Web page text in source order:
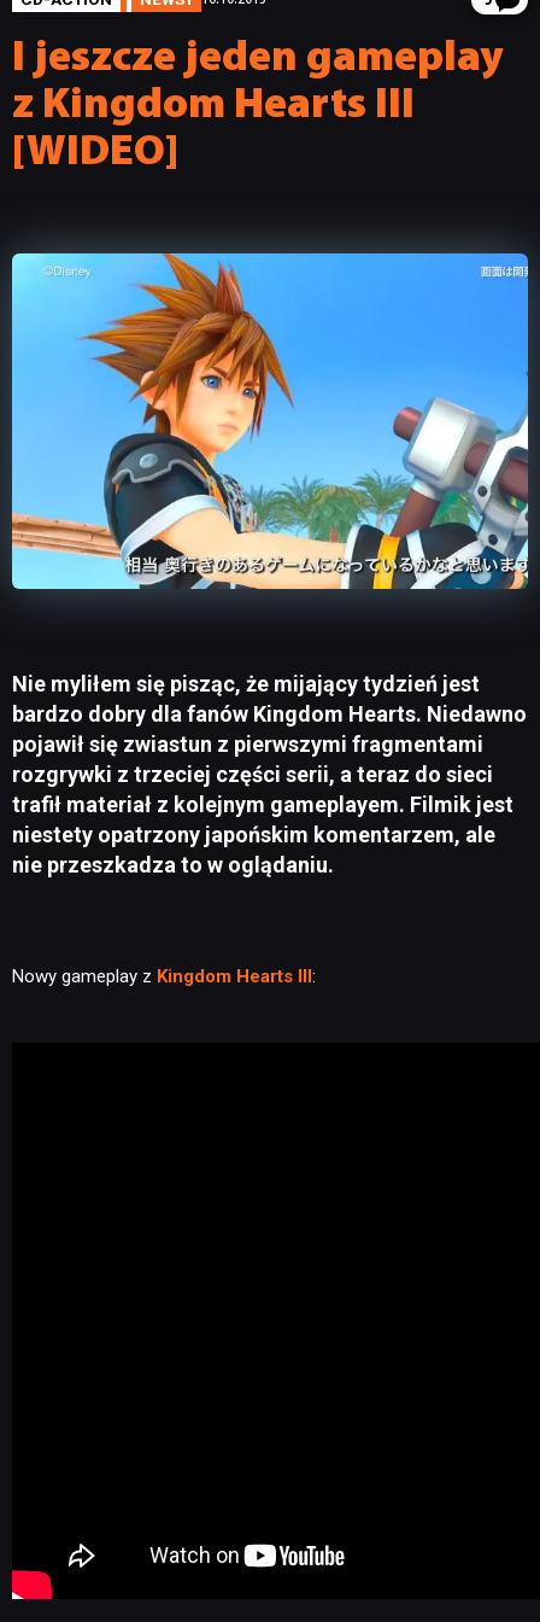
I jeszcze jeden gameplay
z Kingdom Hearts III
[WIDEO]
Nie myliłem się pisząc, że mijający tydzień jest
bardzo dobry dla fanów Kingdom Hearts. Niedawno
pojawił się zwiastun z pierwszymi fragmentami
rozgrywki z trzeciej części serii, a teraz do sieci
trafił materiał z kolejnym gameplayem. Filmik jest
niestety opatrzony japońskim komentarzem, ale
nie przeszkadza to w oglądaniu.
Nowy gameplay z Kingdom Hearts III: